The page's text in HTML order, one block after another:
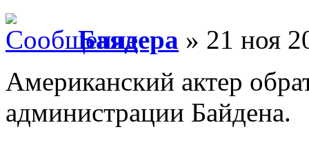
Баядера » 21 ноя
Американский актер
администрации Байдена.